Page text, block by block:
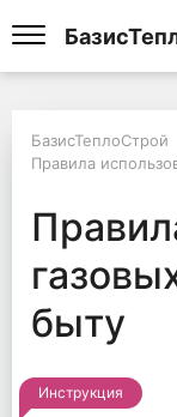
Полезная информация
Правила
БазисТеплоСтрой
Правила
быту
Инструкция